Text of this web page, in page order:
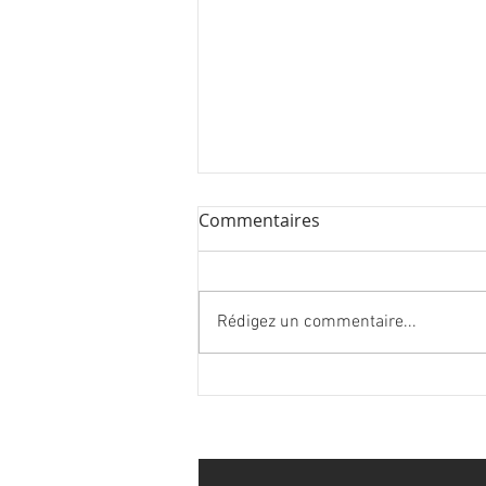
Commentaires
Rédigez un commentaire...